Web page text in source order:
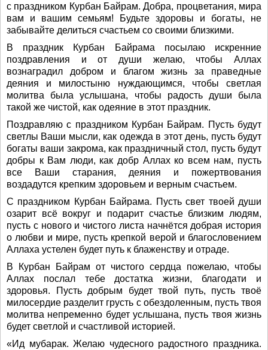
с праздником Курбан Байрам. Добра, процветания, мира
вам и вашим семьям! Будьте здоровы и богаты, не
забывайте делиться счастьем со своими близкими.
В праздник Курбан Байрама посылаю искренние
поздравления и от души желаю, чтобы Аллах
вознаградил добром и благом жизнь за праведные
деяния и милостыню нуждающимся, чтобы светлая
молитва была услышана, чтобы радость души была
такой же чистой, как одеяние в этот праздник.
Поздравляю с праздником Курбан Байрам. Пусть будут
светлы Ваши мысли, как одежда в этот день, пусть будут
богаты ваши закрома, как праздничный стол, пусть будут
добры к Вам люди, как добр Аллах ко всем нам, пусть
все Ваши старания, деяния и пожертвования
воздадутся крепким здоровьем и верным счастьем.
С праздником Курбан Байрама. Пусть свет твоей души
озарит всё вокруг и подарит счастье близким людям,
пусть с нового и чистого листа начнётся добрая история
о любви и мире, пусть крепкой верой и благословением
Аллаха устелен будет путь к блаженству и отраде.
В Курбан Байрам от чистого сердца пожелаю, чтобы
Аллах послал тебе достатка жизни, благодати и
здоровья. Пусть добрым будет твой путь, пусть твоё
милосердие разделит грусть с обездоленным, пусть твоя
молитва непременно будет услышана, пусть твоя жизнь
будет светлой и счастливой историей.
«Ид мубарак. Желаю чудесного радостного праздника.